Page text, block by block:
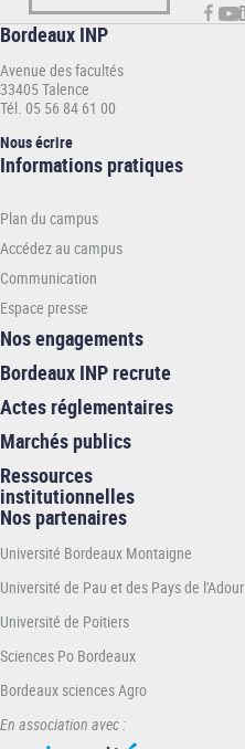
Bordeaux INP
Avenue des facultés
33405 Talence
Tél. 05 56 84 61 00
Nous écrire
Informations
INP
Informations pratiques
Plan du campus
Accédez au campus
Communication
Espace presse
Nos engagements
Bordeaux INP recrute
Actes réglementaires
Marchés publics
Ressources
institutionnelles
Nos partenaires
Université Bordeaux Montaigne
Université de Pau et des Pays de l'Adour
Université de Poitiers
Sciences Po Bordeaux
Bordeaux sciences Agro
En association avec :